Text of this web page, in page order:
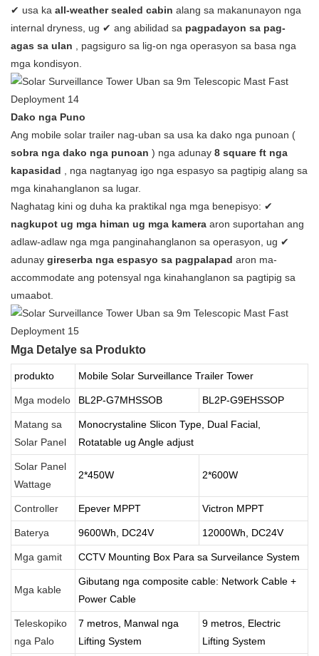
✔ usa ka all-weather sealed cabin alang sa makanunayon nga
internal dryness, ug ✔ ang abilidad sa pagpadayon sa pag-
agas sa ulan , pagsiguro sa lig-on nga operasyon sa basa nga
mga kondisyon.
Dako nga Puno
Ang mobile solar trailer nag-uban sa usa ka dako nga punoan (
sobra nga dako nga punoan ) nga adunay 8 square ft nga
kapasidad , nga nagtanyag igo nga espasyo sa pagtipig alang sa
mga kinahanglanon sa lugar.
Naghatag kini og duha ka praktikal nga mga benepisyo: ✔
nagkupot ug mga himan ug mga kamera aron suportahan ang
adlaw-adlaw nga mga panginahanglanon sa operasyon, ug ✔
adunay gireserba nga espasyo sa pagpalapad aron ma-
accommodate ang potensyal nga kinahanglanon sa pagtipig sa
umaabot.
Mga Detalye sa Produkto
produkto Mobile Solar Surveillance Trailer Tower
Mga modelo BL2P-G7MHSSOB BL2P-G9EHSSOP
Matang sa
Solar Panel
Monocrystaline Slicon Type, Dual Facial,
Rotatable ug Angle adjust
Solar Panel
Wattage
2*450W 2*600W
Controller Epever MPPT Victron MPPT
Baterya 9600Wh, DC24V 12000Wh, DC24V
Mga gamit CCTV Mounting Box Para sa Surveilance System
Mga kable
Gibutang nga composite cable: Network Cable +
Power Cable
Teleskopiko
nga Palo
7 metros, Manwal nga
Lifting System
9 metros, Electric
Lifting System